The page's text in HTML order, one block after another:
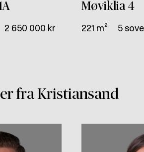
2 650 000 kr
Møviklia 4
221 m² 5
fra Kristiansand